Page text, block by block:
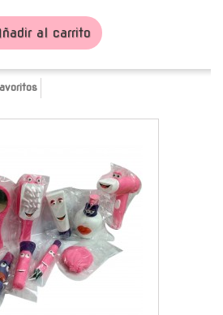
al carrito